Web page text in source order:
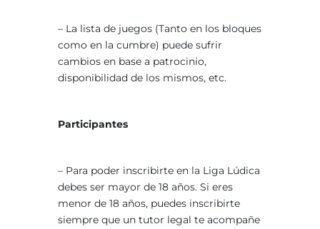
– La lista de juegos (Tanto en los bloques
como en la cumbre) puede sufrir
cambios en base a patrocinio,
disponibilidad de los mismos, etc.
Participantes
– Para poder inscribirte en la Liga Lúdica
debes ser mayor de 18 años. Si eres
menor de 18 años, puedes inscribirte
siempre que un tutor legal te acompañe